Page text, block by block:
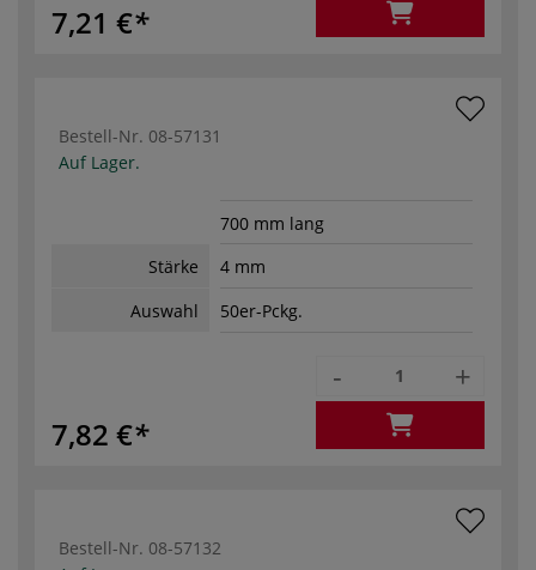
7,21 €
Bestell-Nr. 08-57131
Auf Lager.
700 mm lang
Stärke
4 mm
Auswahl
50er-Pckg.
7,82 €
- +
Bestell-Nr. 08-57132